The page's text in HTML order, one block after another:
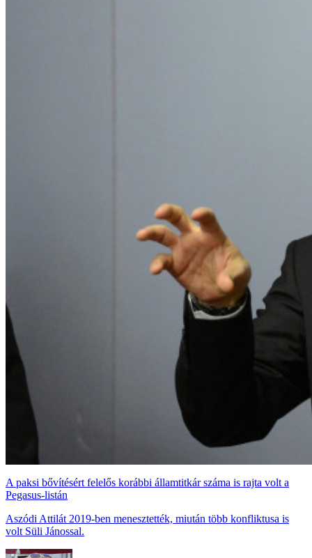
A paksi bővítésért felelős korábbi államtitkár száma is rajta volt a
Pegasus-listán
Aszódi Attilát 2019-ben menesztették, miután több konfliktusa is
volt Süli Jánossal.